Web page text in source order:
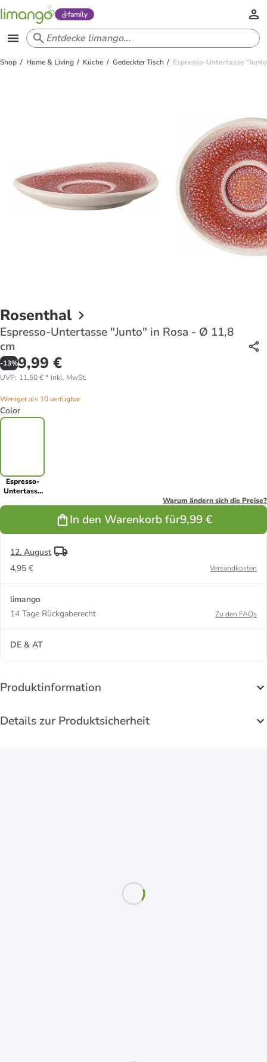
family
Shop Home & Living Küche Gedeckter Tisch Espresso-Untertasse
Rosenthal
Espresso-Untertasse "Junto" in Rosa - Ø 11,8
cm
-13%9,99 €
UVP: 11,50 €* inkl. MwSt.
Weniger als 10 verfügbar
Color
Espresso-
Untertasse
Warum ändern sich die Preise?
In den Warenkorb für9,99 €
12. August
4,95 €
Versandkosten
limango
14 Tage Rückgaberecht
Zu den FAQs
DE & AT
Produktinformation
Details zur Produktsicherheit